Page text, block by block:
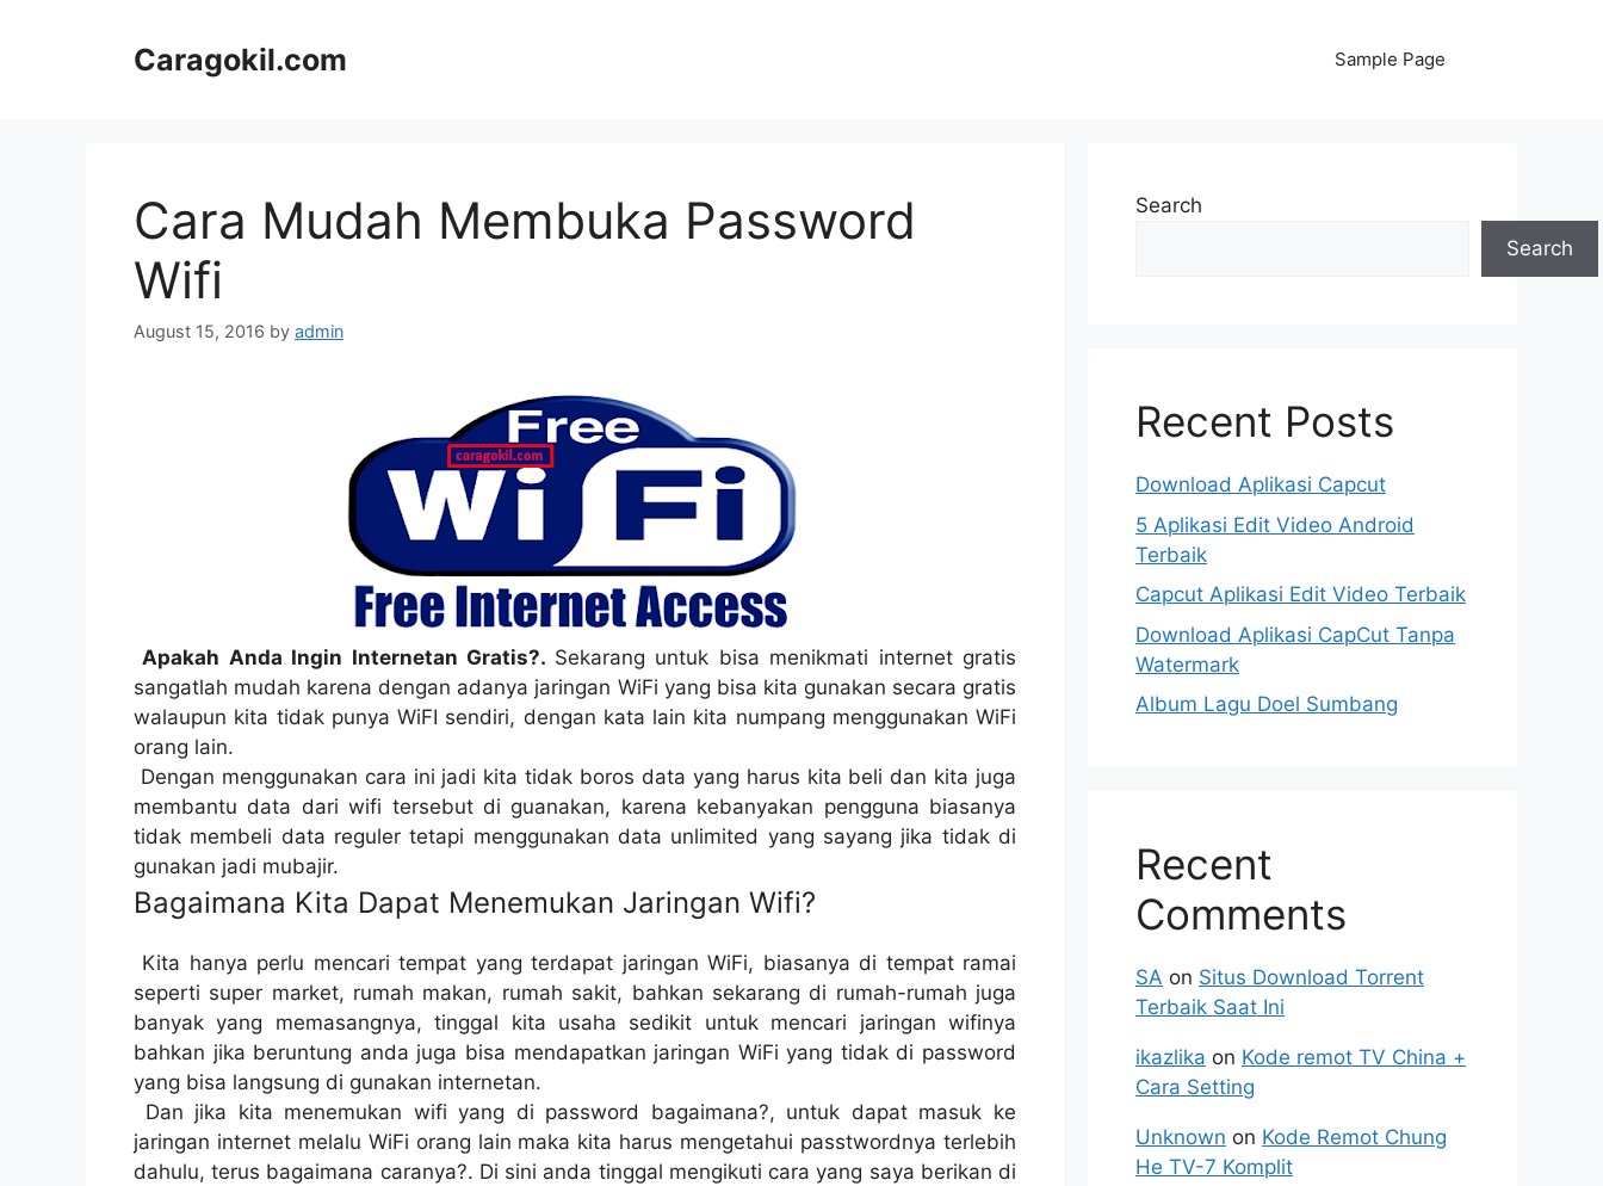
Caragokil.com Sample Page
Cara Mudah Membuka Password
Wifi
August 15, 2016 by admin
Apakah Anda Ingin Internetan Gratis?. Sekarang untuk bisa menikmati internet gratis
sangatlah mudah karena dengan adanya jaringan WiFi yang bisa kita gunakan secara gratis
walaupun kita tidak punya WiFI sendiri, dengan kata lain kita numpang menggunakan WiFi
orang lain.
Dengan menggunakan cara ini jadi kita tidak boros data yang harus kita beli dan kita juga
membantu data dari wifi tersebut di guanakan, karena kebanyakan pengguna biasanya
tidak membeli data reguler tetapi menggunakan data unlimited yang sayang jika tidak di
gunakan jadi mubajir.
Bagaimana Kita Dapat Menemukan Jaringan Wifi?
Kita hanya perlu mencari tempat yang terdapat jaringan WiFi, biasanya di tempat ramai
seperti super market, rumah makan, rumah sakit, bahkan sekarang di rumah-rumah juga
banyak yang memasangnya, tinggal kita usaha sedikit untuk mencari jaringan wifinya
bahkan jika beruntung anda juga bisa mendapatkan jaringan WiFi yang tidak di password
yang bisa langsung di gunakan internetan.
Dan jika kita menemukan wifi yang di password bagaimana?, untuk dapat masuk ke
jaringan internet melalu WiFi orang lain maka kita harus mengetahui passtwordnya terlebih
dahulu, terus bagaimana caranya?. Di sini anda tinggal mengikuti cara yang saya berikan di
Search
Search
Recent Posts
Download Aplikasi Capcut
5 Aplikasi Edit Video Android
Terbaik
Capcut Aplikasi Edit Video Terbaik
Download Aplikasi CapCut Tanpa
Watermark
Album Lagu Doel Sumbang
Recent
Comments
SA on Situs Download Torrent
Terbaik Saat Ini
ikazlika on Kode remot TV China +
Cara Setting
Unknown on Kode Remot Chung
He TV-7 Komplit